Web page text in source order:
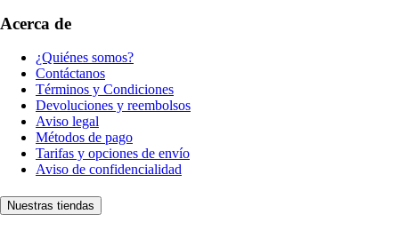
Acerca de
¿Quiénes somos?
Contáctanos
Términos y Condiciones
Devoluciones y reembolsos
Aviso legal
Métodos de pago
Tarifas y opciones de envío
Aviso de confidencialidad
Nuestras tiendas